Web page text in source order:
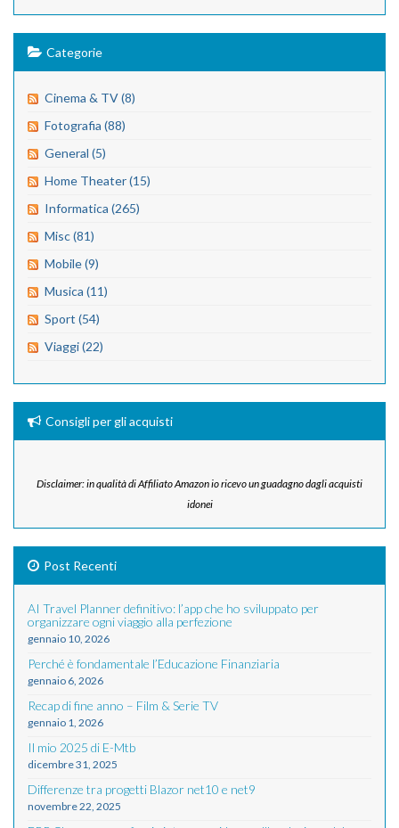
Categorie
Cinema & TV (8)
Fotografia (88)
General (5)
Home Theater (15)
Informatica (265)
Misc (81)
Mobile (9)
Musica (11)
Sport (54)
Viaggi (22)
Consigli per gli acquisti
Disclaimer: in qualità di Affiliato Amazon io ricevo un guadagno dagli acquisti
idonei
Post Recenti
AI Travel Planner definitivo: l’app che ho sviluppato per
organizzare ogni viaggio alla perfezione
gennaio 10, 2026
Perché è fondamentale l’Educazione Finanziaria
gennaio 6, 2026
Recap di fine anno – Film & Serie TV
gennaio 1, 2026
Il mio 2025 di E-Mtb
dicembre 31, 2025
Differenze tra progetti Blazor net10 e net9
novembre 22, 2025